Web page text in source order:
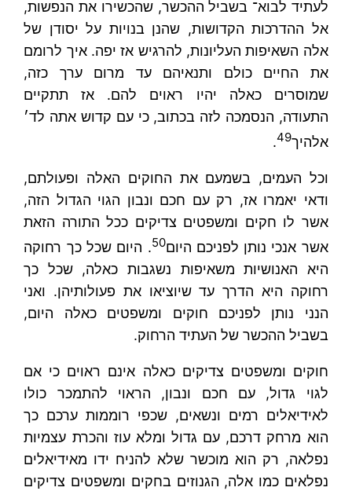
לעתיד לבוא־ בשביל ההכשר, שהכשירו את הנפשות,
אל ההדרכות הקדושות, שהנן בנויות על יסודן של
אלה השאיפות העליונות, להרגיש אז יפה. איך לרומם
את החיים כולם ותנאיהם עד מרום ערך כזה,
שמוסרים כאלה יהיו ראוים להם. אז תתקיים
התעודה, הנסמכה לזה בכתוב, כי עם קדוש אתה לד׳
אלהיך49
.
וכל העמים, בשמעם את החוקים האלה ופעולתם,
ודאי יאמרו אז, רק עם חכם ונבון הגוי הגדול הזה,
אשר לו חקים ומשפטים צדיקים ככל התורה הזאת
אשר אנכי נותן לפניכם היום50. היום שכל כך רחוקה
היא האנושיות משאיפות נשגבות כאלה, שכל כך
רחוקה היא הדרך עד שיוציאו את פעולותיהן. ואני
הנני נותן לפניכם חוקים ומשפטים כאלה היום,
בשביל ההכשר של העתיד הרחוק.
חוקים ומשפטים צדיקים כאלה אינם ראוים כי אם
לגוי גדול, עם חכם ונבון, הראוי להתמכר כולו
לאידיאלים רמים ונשאים, שכפי רוממות ערכם כך
הוא מרחק דרכם, עם גדול ומלא עוז והכרת עצמיות
נפלאה, רק הוא מוכשר שלא להניח ידו מאידיאלים
נפלאים כמו אלה, הגנוזים בחקים ומשפטים צדיקים